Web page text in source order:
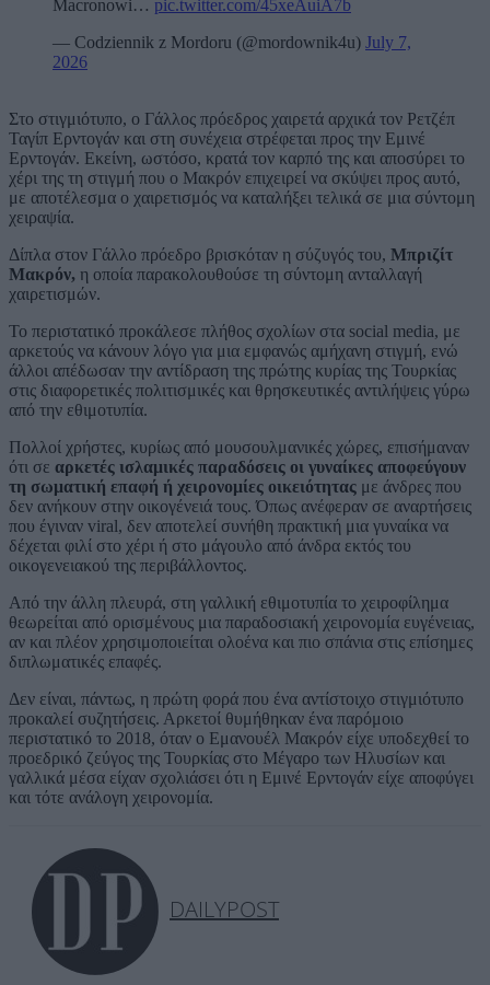
Macronowi… pic.twitter.com/45xeAuiA7b
— Codziennik z Mordoru (@mordownik4u) July 7,
2026
Στο στιγμιότυπο, ο Γάλλος πρόεδρος χαιρετά αρχικά τον Ρετζέπ
Ταγίπ Ερντογάν και στη συνέχεια στρέφεται προς την Εμινέ
Ερντογάν. Εκείνη, ωστόσο, κρατά τον καρπό της και αποσύρει το
χέρι της τη στιγμή που ο Μακρόν επιχειρεί να σκύψει προς αυτό,
με αποτέλεσμα ο χαιρετισμός να καταλήξει τελικά σε μια σύντομη
χειραψία.
Δίπλα στον Γάλλο πρόεδρο βρισκόταν η σύζυγός του, Μπριζίτ
Μακρόν, η οποία παρακολουθούσε τη σύντομη ανταλλαγή
χαιρετισμών.
Το περιστατικό προκάλεσε πλήθος σχολίων στα social media, με
αρκετούς να κάνουν λόγο για μια εμφανώς αμήχανη στιγμή, ενώ
άλλοι απέδωσαν την αντίδραση της πρώτης κυρίας της Τουρκίας
στις διαφορετικές πολιτισμικές και θρησκευτικές αντιλήψεις γύρω
από την εθιμοτυπία.
Πολλοί χρήστες, κυρίως από μουσουλμανικές χώρες, επισήμαναν
ότι σε αρκετές ισλαμικές παραδόσεις οι γυναίκες αποφεύγουν
τη σωματική επαφή ή χειρονομίες οικειότητας με άνδρες που
δεν ανήκουν στην οικογένειά τους. Όπως ανέφεραν σε αναρτήσεις
που έγιναν viral, δεν αποτελεί συνήθη πρακτική μια γυναίκα να
δέχεται φιλί στο χέρι ή στο μάγουλο από άνδρα εκτός του
οικογενειακού της περιβάλλοντος.
Από την άλλη πλευρά, στη γαλλική εθιμοτυπία το χειροφίλημα
θεωρείται από ορισμένους μια παραδοσιακή χειρονομία ευγένειας,
αν και πλέον χρησιμοποιείται ολοένα και πιο σπάνια στις επίσημες
διπλωματικές επαφές.
Δεν είναι, πάντως, η πρώτη φορά που ένα αντίστοιχο στιγμιότυπο
προκαλεί συζητήσεις. Αρκετοί θυμήθηκαν ένα παρόμοιο
περιστατικό το 2018, όταν ο Εμανουέλ Μακρόν είχε υποδεχθεί το
προεδρικό ζεύγος της Τουρκίας στο Μέγαρο των Ηλυσίων και
γαλλικά μέσα είχαν σχολιάσει ότι η Εμινέ Ερντογάν είχε αποφύγει
και τότε ανάλογη χειρονομία.
DAILYPOST